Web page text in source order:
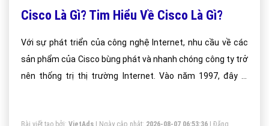
Cisco Là Gì? Tim Hiểu Về Cisco Là Gì?
Với sự phát triển của công nghệ Internet, nhu cầu về các
sản phẩm của Cisco bùng phát và nhanh chóng công ty trở
nên thống trị thị trường Internet. Vào năm 1997, đây là
Bài viết tạo bởi: VietAds | Ngày cập nhật: 2026-08-07 06:53:36
Đăng